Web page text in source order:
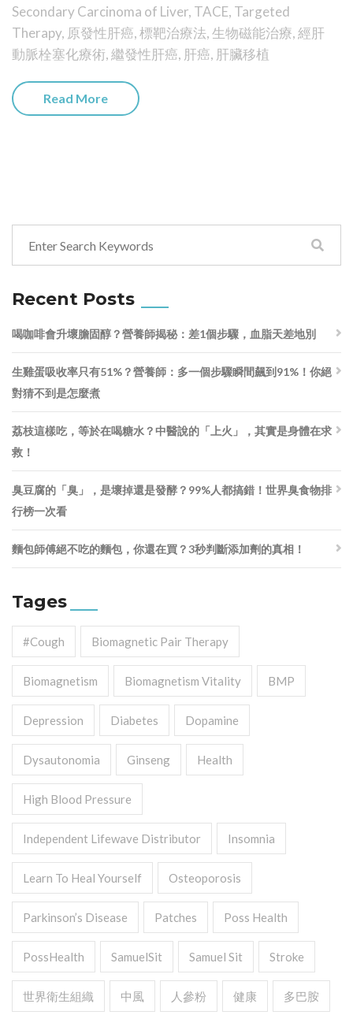
Secondary Carcinoma of Liver, TACE, Targeted
Therapy, 原發性肝癌,標靶治療法, 生物磁能治療,經肝
動脈栓塞化療術,繼發性肝癌, 肝癌, 肝臟移植
Read More
Recent Posts
喝咖啡會升壞膽固醇？營養師揭秘：差1個步驟，血脂天差地別
生雞蛋吸收率只有51%？營養師：多一個步驟瞬間飆到91%！你絕
對猜不到是怎麼煮
荔枝這樣吃，等於在喝糖水？中醫說的「上火」，其實是身體在求
救！
臭豆腐的「臭」，是壞掉還是發酵？99%人都搞錯！世界臭食物排
行榜一次看
麵包師傅絕不吃的麵包，你還在買？3秒判斷添加劑的真相！
Tages
#cough Biomagnetic Pair Therapy
Biomagnetism Biomagnetism Vitality BMP
Depression Diabetes Dopamine
Dysautonomia Ginseng Health
High Blood Pressure
Independent Lifewave Distributor Insomnia
Learn To Heal Yourself Osteoporosis
Parkinson’s Disease Patches Poss Health
PossHealth SamuelSit Samuel Sit Stroke
世界衛生組織 中風 人參粉 健康 多巴胺